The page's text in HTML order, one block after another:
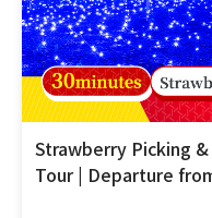
Strawberry Picking
Tour | Departure